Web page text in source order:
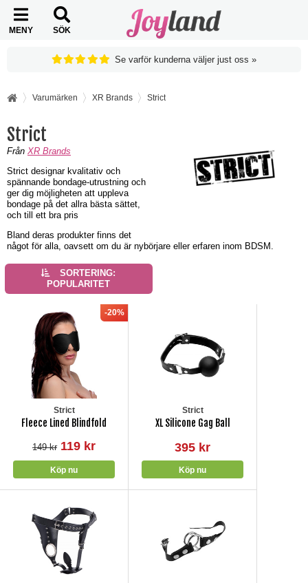
MENY SÖK
Se varför kunderna väljer just oss »
Varumärken XR Brands Strict
Strict
Från XR Brands
Strict designar kvalitativ och
spännande bondage-utrustning och
ger dig möjligheten att uppleva
bondage på det allra bästa sättet,
och till ett bra pris
Bland deras produkter finns det
något för alla, oavsett om du är nybörjare eller erfaren inom BDSM.
SORTERING:
POPULARITET
-20%
149 kr 119 kr
Strict
Fleece Lined Blindfold
395 kr
Strict
XL Silicone Gag Ball